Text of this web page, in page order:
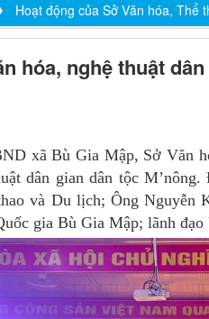
Hoạt động của Sở Văn hóa, Thể
hóa, nghệ thuật
xã Bù Gia Mập, Sở Văn
dân gian dân tộc
và Du lịch; Ông Nguyễn
gia Bù Gia Mập; lãnh